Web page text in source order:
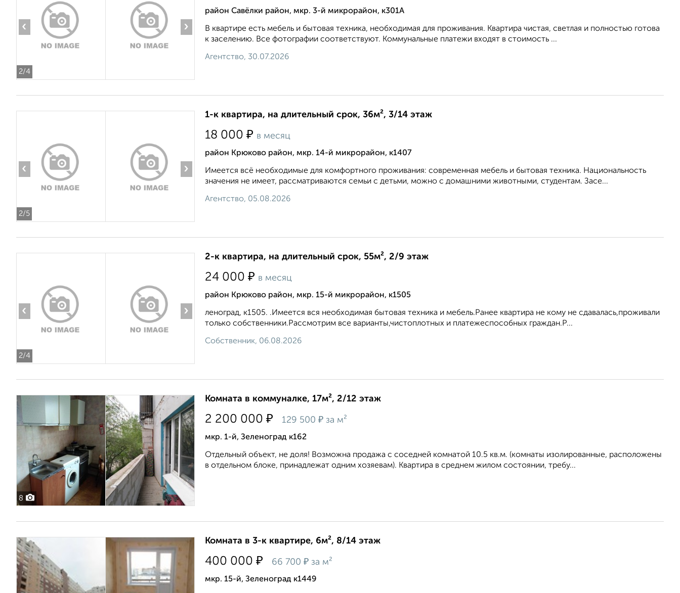
2/4
‹ ›
район Савёлки район, мкр. 3-й микрорайон, к301А
В квартире есть мебель и бытовая техника, необходимая для проживания. Квартира чистая, светлая и полностью готова
к заселению. Все фотографии соответствуют. Коммунальные платежи входят в стоимость ...
Агентство, 30.07.2026
2/5
‹ ›
1-к квартира, на длительный срок, 36м², 3/14 этаж
18 000 ₽ в месяц
район Крюково район, мкр. 14-й микрорайон, к1407
Имеется всё необходимые для комфортного проживания: современная мебель и бытовая техника. Национальность
значения не имеет, рассматриваются семьи с детьми, можно с домашними животными, студентам. Засе...
Агентство, 05.08.2026
2/4
‹ ›
2-к квартира, на длительный срок, 55м², 2/9 этаж
24 000 ₽ в месяц
район Крюково район, мкр. 15-й микрорайон, к1505
леноград, к1505. .Имеется вся необходимая бытовая техника и мебель.Ранее квартира не кому не сдавалась,проживали
только собственники.Рассмотрим все варианты,чистоплотных и платежеспособных граждан.Р...
Собственник, 06.08.2026
8
Комната в коммуналке, 17м², 2/12 этаж
2 200 000 ₽ 129 500 ₽ за м²
мкр. 1-й, Зеленоград к162
Отдельный объект, не доля! Возможна продажа с соседней комнатой 10.5 кв.м. (комнаты изолированные, расположены
в отдельном блоке, принадлежат одним хозяевам). Квартира в среднем жилом состоянии, требу...
Комната в 3-к квартире, 6м², 8/14 этаж
400 000 ₽ 66 700 ₽ за м²
мкр. 15-й, Зеленоград к1449